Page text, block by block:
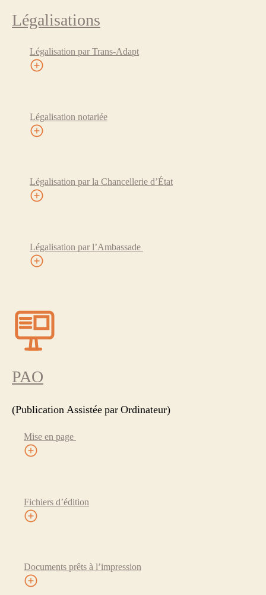
Légalisations
Légalisation par Trans-Adapt
Légalisation notariée
Légalisation par la Chancellerie d’État
Légalisation par l’Ambassade
PAO
(Publication Assistée par Ordinateur)
Mise en page
Fichiers d’édition
Documents prêts à l’impression